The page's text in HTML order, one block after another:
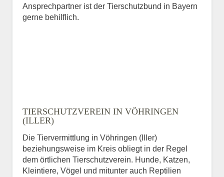
Ansprechpartner ist der Tierschutzbund in Bayern
gerne behilflich.
TIERSCHUTZVEREIN IN VÖHRINGEN
(ILLER)
Die Tiervermittlung in Vöhringen (Iller)
beziehungsweise im Kreis obliegt in der Regel
dem örtlichen Tierschutzverein. Hunde, Katzen,
Kleintiere, Vögel und mitunter auch Reptilien